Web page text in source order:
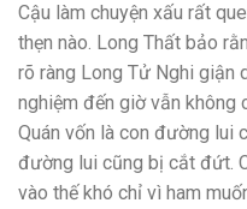
Cậu làm chuyện xấu rất
thẹn nào. Long Thất bảo
rõ ràng Long Tử Nghi giận
nghiệm đến giờ vẫn không
Quán vốn là con đường lui
đường lui cũng bị cắt đứt.
vào thế khó chỉ vì ham